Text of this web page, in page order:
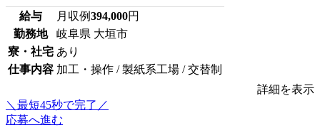
給与 月収例394,000円
勤務地
岐阜県 大垣市
寮・社宅 あり
仕事内容 加工・操作 / 製紙系工場 / 交替制
詳細を表示
＼最短45秒で完了／
応募へ進む